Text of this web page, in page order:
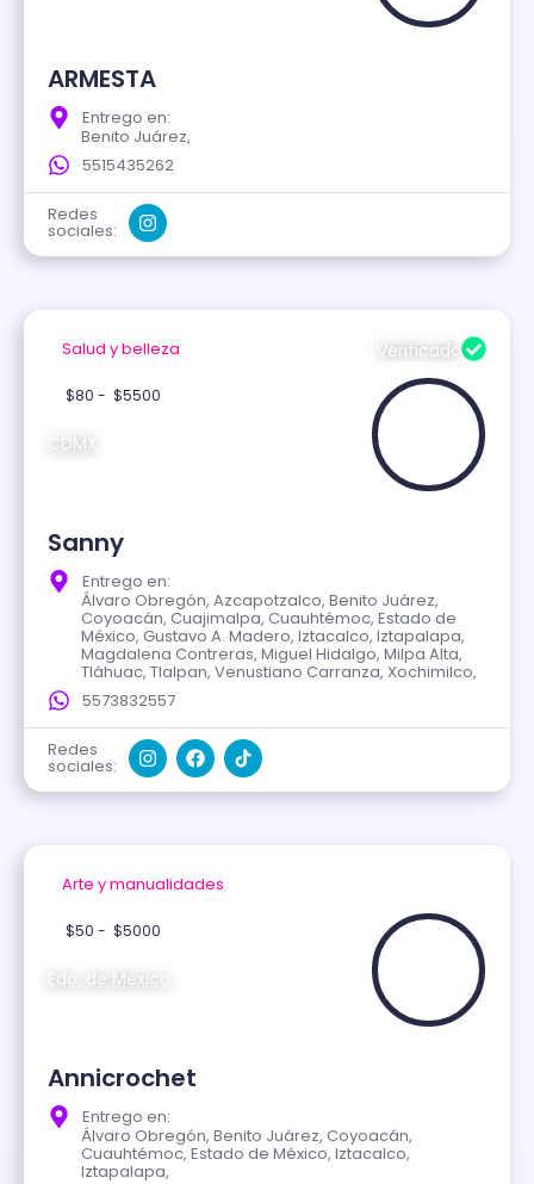
ARMESTA
Entrego en:
Benito Juárez,
5515435262
Redes
sociales:
Salud y belleza
$80 - $5500
CDMX
Verificado
Sanny
Entrego en:
Álvaro Obregón, Azcapotzalco, Benito Juárez,
Coyoacán, Cuajimalpa, Cuauhtémoc, Estado de
México, Gustavo A. Madero, Iztacalco, Iztapalapa,
Magdalena Contreras, Miguel Hidalgo, Milpa Alta,
Tláhuac, Tlalpan, Venustiano Carranza, Xochimilco,
5573832557
Redes
sociales:
Arte y manualidades
$50 - $5000
Edo. de México
Annicrochet
Entrego en:
Álvaro Obregón, Benito Juárez, Coyoacán,
Cuauhtémoc, Estado de México, Iztacalco,
Iztapalapa,